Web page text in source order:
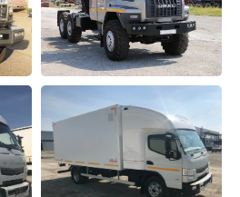
на обработку